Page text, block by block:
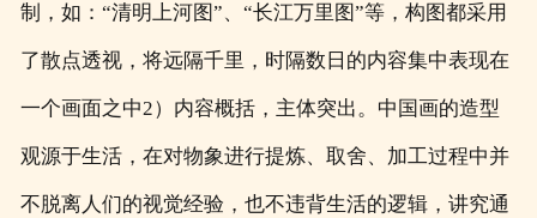
制，如：“清明上河图”、“长江万里图”等，构图都采用
了散点透视，将远隔千里，时隔数日的内容集中表现在
一个画面之中2）内容概括，主体突出。中国画的造型
观源于生活，在对物象进行提炼、取舍、加工过程中并
不脱离人们的视觉经验，也不违背生活的逻辑，讲究通